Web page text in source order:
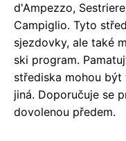
d'Ampezzo,
Campiglio. Tyto
sjezdovky, ale také
ski program.
střediska mohou
jiná. Doporučuje se
dovolenou předem.